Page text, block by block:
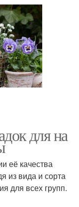
для на
её качества
из вида и сорта
для всех групп.